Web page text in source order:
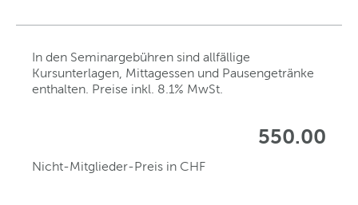
In den Seminargebühren sind allfällige
Kursunterlagen, Mittagessen und Pausengetränke
enthalten. Preise inkl. 8.1% MwSt.
550.00
Nicht-Mitglieder-Preis in CHF